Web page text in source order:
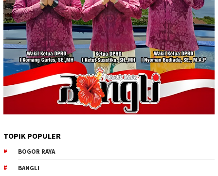
TOPIK POPULER
BOGOR RAYA
BANGLI